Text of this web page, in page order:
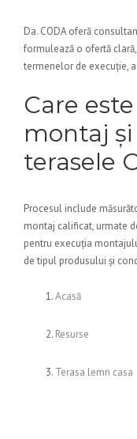
Da. CODA oferă
formulează o ofertă
termenelor de execuție,
Care
montaj
terasele
Procesul include
montaj calificat, urmate
pentru execuția
de tipul produsului și
Acasă
Resurse
Terasa lemn casa